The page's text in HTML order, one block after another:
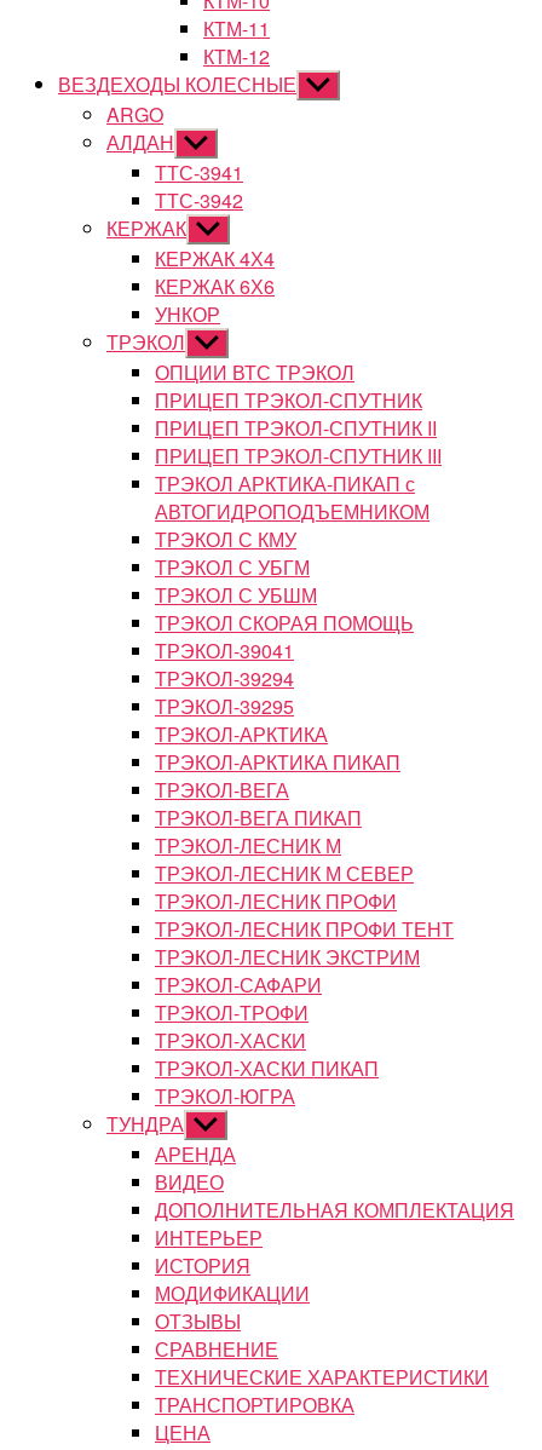
КТМ-11
КТМ-12
ВЕЗДЕХОДЫ КОЛЕСНЫЕ Показывать
подменю
ARGO
АЛДАН Показывать
подменю
ТТС-3941
ТТС-3942
КЕРЖАК Показывать
подменю
КЕРЖАК 4Х4
КЕРЖАК 6Х6
УНКОР
ТРЭКОЛ Показывать
подменю
ОПЦИИ ВТС ТРЭКОЛ
ПРИЦЕП ТРЭКОЛ-СПУТНИК
ПРИЦЕП ТРЭКОЛ-СПУТНИК II
ПРИЦЕП ТРЭКОЛ-СПУТНИК III
ТРЭКОЛ АРКТИКА-ПИКАП с
АВТОГИДРОПОДЪЕМНИКОМ
ТРЭКОЛ С КМУ
ТРЭКОЛ С УБГМ
ТРЭКОЛ С УБШМ
ТРЭКОЛ СКОРАЯ ПОМОЩЬ
ТРЭКОЛ-39041
ТРЭКОЛ-39294
ТРЭКОЛ-39295
ТРЭКОЛ-АРКТИКА
ТРЭКОЛ-АРКТИКА ПИКАП
ТРЭКОЛ-ВЕГА
ТРЭКОЛ-ВЕГА ПИКАП
ТРЭКОЛ-ЛЕСНИК М
ТРЭКОЛ-ЛЕСНИК М СЕВЕР
ТРЭКОЛ-ЛЕСНИК ПРОФИ
ТРЭКОЛ-ЛЕСНИК ПРОФИ ТЕНТ
ТРЭКОЛ-ЛЕСНИК ЭКСТРИМ
ТРЭКОЛ-САФАРИ
ТРЭКОЛ-ТРОФИ
ТРЭКОЛ-ХАСКИ
ТРЭКОЛ-ХАСКИ ПИКАП
ТРЭКОЛ-ЮГРА
ТУНДРА Показывать
подменю
АРЕНДА
ВИДЕО
ДОПОЛНИТЕЛЬНАЯ КОМПЛЕКТАЦИЯ
ИНТЕРЬЕР
ИСТОРИЯ
МОДИФИКАЦИИ
ОТЗЫВЫ
СРАВНЕНИЕ
ТЕХНИЧЕСКИЕ ХАРАКТЕРИСТИКИ
ТРАНСПОРТИРОВКА
ЦЕНА